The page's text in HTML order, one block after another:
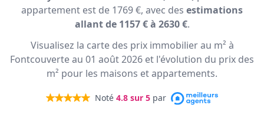
appartement est de 1769 €, avec des estimations
allant de 1157 € à 2630 €.
Visualisez la carte des prix immobilier au m² à
Fontcouverte au 01 août 2026 et l'évolution du prix des
m² pour les maisons et appartements.
Noté 4.8 sur 5 par